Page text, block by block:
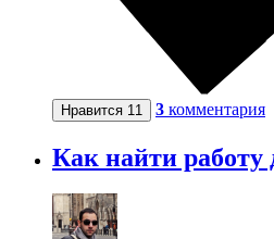
Нравится 11 3 комментария
Как найти работу